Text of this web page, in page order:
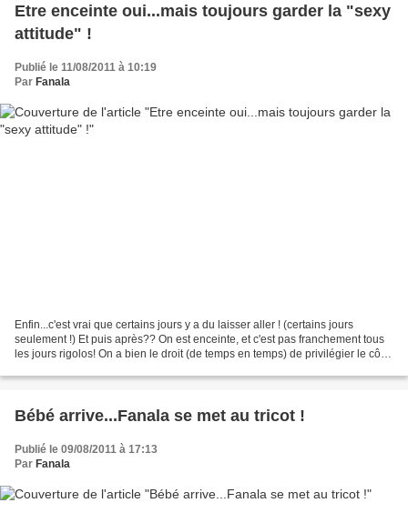
Etre enceinte oui...mais toujours garder la "sexy
attitude" !
Publié le 11/08/2011 à 10:19
Par Fanala
Enfin...c'est vrai que certains jours y a du laisser aller ! (certains jours
seulement !) Et puis après?? On est enceinte, et c'est pas franchement tous
les jours rigolos! On a bien le droit (de temps en temps) de privilégier le côté
Bébé arrive...Fanala se met au tricot !
Publié le 09/08/2011 à 17:13
Par Fanala